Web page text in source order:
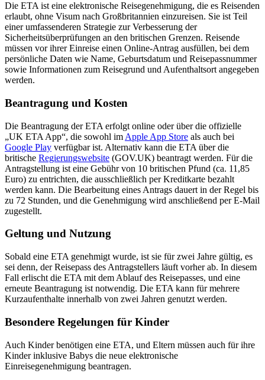
Die ETA ist eine elektronische Reisegenehmigung, die es Reisenden
erlaubt, ohne Visum nach Großbritannien einzureisen. Sie ist Teil
einer umfassenderen Strategie zur Verbesserung der
Sicherheitsüberprüfungen an den britischen Grenzen. Reisende
müssen vor ihrer Einreise einen Online-Antrag ausfüllen, bei dem
persönliche Daten wie Name, Geburtsdatum und Reisepassnummer
sowie Informationen zum Reisegrund und Aufenthaltsort angegeben
werden.
Beantragung und Kosten
Die Beantragung der ETA erfolgt online oder über die offizielle
„UK ETA App“, die sowohl im Apple App Store als auch bei
Google Play verfügbar ist. Alternativ kann die ETA über die
britische Regierungswebsite (GOV.UK) beantragt werden. Für die
Antragstellung ist eine Gebühr von 10 britischen Pfund (ca. 11,85
Euro) zu entrichten, die ausschließlich per Kreditkarte bezahlt
werden kann. Die Bearbeitung eines Antrags dauert in der Regel bis
zu 72 Stunden, und die Genehmigung wird anschließend per E-Mail
zugestellt.
Geltung und Nutzung
Sobald eine ETA genehmigt wurde, ist sie für zwei Jahre gültig, es
sei denn, der Reisepass des Antragstellers läuft vorher ab. In diesem
Fall erlischt die ETA mit dem Ablauf des Reisepasses, und eine
erneute Beantragung ist notwendig. Die ETA kann für mehrere
Kurzaufenthalte innerhalb von zwei Jahren genutzt werden.
Besondere Regelungen für Kinder
Auch Kinder benötigen eine ETA, und Eltern müssen auch für ihre
Kinder inklusive Babys die neue elektronische
Einreisegenehmigung beantragen.